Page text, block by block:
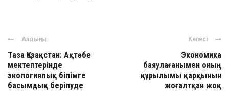
Алдыңғы
Таза Қазақстан: Ақтөбе
мектептерінде
экологиялық білімге
басымдық берілуде
Келесі
Экономика
баяулағанымен оның
құрылымы қарқынын
жоғалтқан жоқ